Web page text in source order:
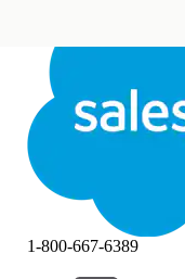
Chiudi Chiudi
1-800-667-6389